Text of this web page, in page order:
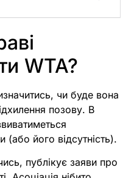
WTA?
чи буде вона
позову. В
його відсутність).
публікує заяви про